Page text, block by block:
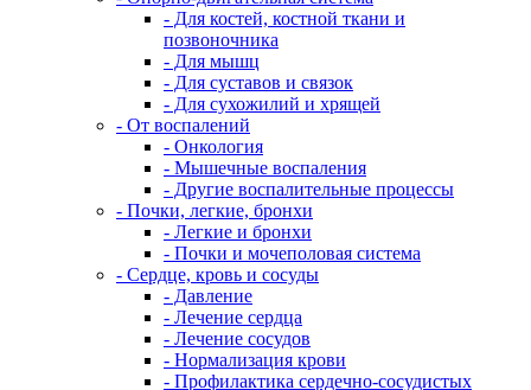
- Для костей, костной ткани и
позвоночника
- Для мышц
- Для суставов и связок
- Для сухожилий и хрящей
- От воспалений
- Онкология
- Мышечные воспаления
- Другие воспалительные процессы
- Почки, легкие, бронхи
- Легкие и бронхи
- Почки и мочеполовая система
- Сердце, кровь и сосуды
- Давление
- Лечение сердца
- Лечение сосудов
- Нормализация крови
- Профилактика сердечно-сосудистых